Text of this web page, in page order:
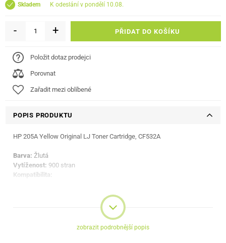
Skladem k odeslání v pondělí 10.08.
- + PŘIDAT DO KOŠÍKU
Položit dotaz prodejci
Porovnat
Zařadit mezi oblíbené
POPIS PRODUKTU
HP 205A Yellow Original LJ Toner Cartridge, CF532A
Barva: Žlutá
Vytíženost: 900 stran
Kompatibilita:
zobrazit podrobnější popis